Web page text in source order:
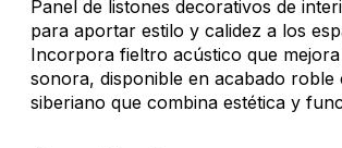
Panel de listones decorativos de
para aportar estilo y calidez a los
Incorpora fieltro acústico que
sonora, disponible en acabado roble
siberiano que combina estética y